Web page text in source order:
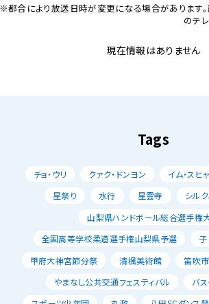
都合により放送日時が変更になる場合があります。
のテ
現在情報はありません
Tags
チョ・ウリ クァク・ドンヨン イム・スヒ
星祭り
水行 星雲寺
シル
山梨県ハンドボール総合選手権
全国高等学校柔道選手権山梨県予選
甲府大神宮節分祭
清楓美術館
笛吹
やまなし公共交通フェスティバル
バ